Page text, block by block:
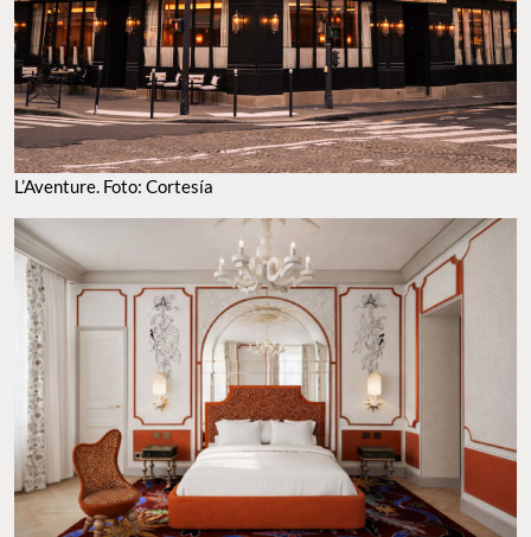
¡Viajen, disfruten y compartan!
TO EAT
TO VISIT
GUILTY PLEASURES
GOOD LOOKS